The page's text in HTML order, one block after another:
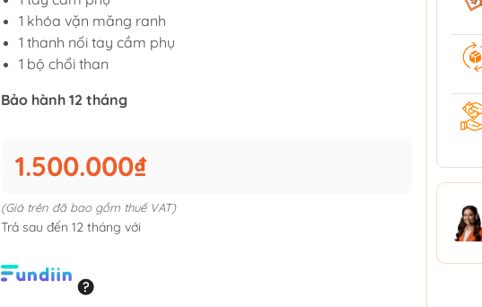
1 khóa vặn măng ranh
1 thanh nối tay cầm phụ
1 bộ chổi than
Bảo hành 12 tháng
1.500.000₫
(Giá trên đã bao gồm thuế VAT)
Trả sau đến 12 tháng với